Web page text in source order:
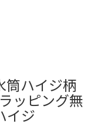
筒ハイジ柄
ッピング無
イジ